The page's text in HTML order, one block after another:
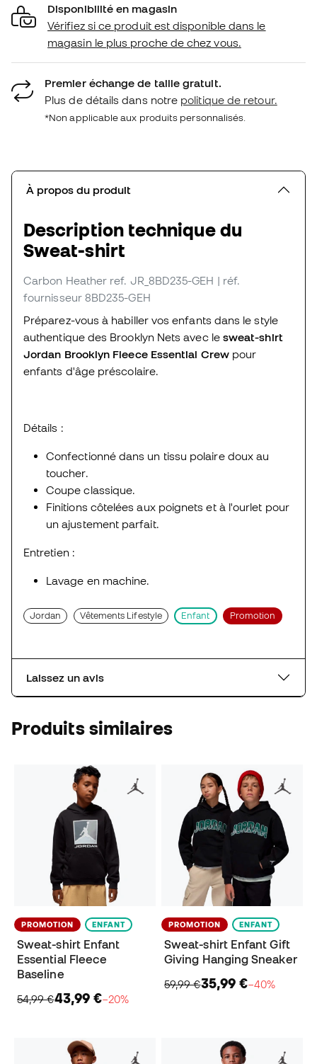
Disponibilité en magasin
Vérifiez si ce produit est disponible dans le
magasin le plus proche de chez vous.
Premier échange de taille gratuit.
Plus de détails dans notre politique de retour.
*Non applicable aux produits personnalisés.
À propos du produit
Description technique du
Sweat-shirt
Carbon Heather ref. JR_8BD235-GEH | réf.
fournisseur 8BD235-GEH
Préparez-vous à habiller vos enfants dans le style
authentique des Brooklyn Nets avec lesweat-shirt
Jordan Brooklyn Fleece Essential Crewpour
enfants d'âge préscolaire.
Détails :
Confectionné dans un tissu polaire doux au
toucher.
Coupe classique.
Finitions côtelées aux poignets et à l'ourlet pour
un ajustement parfait.
Entretien :
Lavage en machine.
Jordan Vêtements Lifestyle Enfant Promotion
Laissez un avis
Produits similaires
PROMOTION ENFANT
Sweat-shirt Enfant
Essential Fleece
Baseline
54,99 €43,99 €−20%
PROMOTION ENFANT
Sweat-shirt Enfant Gift
Giving Hanging Sneaker
59,99 €35,99 €−40%